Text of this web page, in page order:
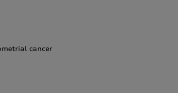
cancer